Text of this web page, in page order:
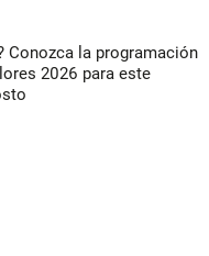
Conozca la programación
2026 para este